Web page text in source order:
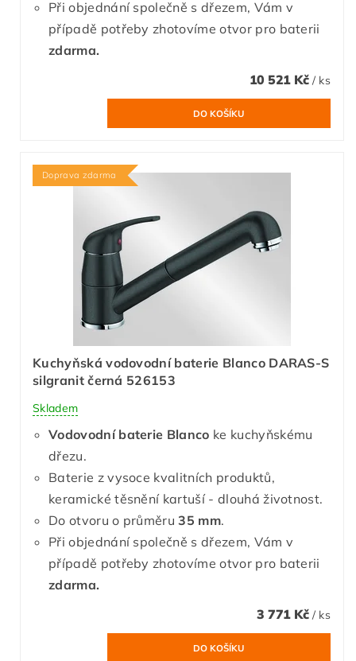
Při objednání společně s dřezem, Vám v
případě potřeby zhotovíme otvor pro baterii
zdarma.
10 521 Kč / ks
Doprava zdarma
Kuchyňská vodovodní baterie Blanco DARAS-S
silgranit černá 526153
Skladem
Vodovodní baterie Blanco ke kuchyňskému
dřezu.
Baterie z vysoce kvalitních produktů,
keramické těsnění kartuší - dlouhá životnost.
Do otvoru o průměru35 mm.
Při objednání společně s dřezem, Vám v
případě potřeby zhotovíme otvor pro baterii
zdarma.
3 771 Kč / ks